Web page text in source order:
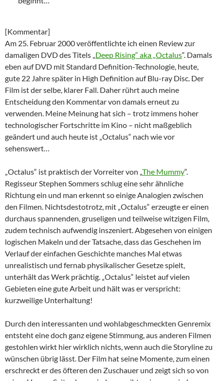
[Kommentar]
Am 25. Februar 2000 veröffentlichte ich einen Review zur
damaligen DVD des Titels „ Deep Rising“ aka „Octalus“. Damals
eben auf DVD mit Standard Definition-Technologie, heute,
gute 22 Jahre später in High Definition auf Blu-ray Disc. Der
Film ist der selbe, klarer Fall. Daher rührt auch meine
Entscheidung den Kommentar von damals erneut zu
verwenden. Meine Meinung hat sich – trotz immens hoher
technologischer Fortschritte im Kino – nicht maßgeblich
geändert und auch heute ist „Octalus“ nach wie vor
sehenswert…
„Octalus“ ist praktisch der Vorreiter von „ The Mummy“.
Regisseur Stephen Sommers schlug eine sehr ähnliche
Richtung ein und man erkennt so einige Analogien zwischen
den Filmen. Nichtsdestotrotz, mit „Octalus“ erzeugte er einen
durchaus spannenden, gruseligen und teilweise witzigen Film,
zudem technisch aufwendig inszeniert. Abgesehen von einigen
logischen Makeln und der Tatsache, dass das Geschehen im
Verlauf der einfachen Geschichte manches Mal etwas
unrealistisch und fernab physikalischer Gesetze spielt,
unterhält das Werk prächtig. „Octalus“ leistet auf vielen
Gebieten eine gute Arbeit und hält was er verspricht:
kurzweilige Unterhaltung!
Durch den interessanten und wohlabgeschmeckten Genremix
entsteht eine doch ganz eigene Stimmung, aus anderen Filmen
gestohlen wirkt hier wirklich nichts, wenn auch die Storyline zu
wünschen übrig lässt. Der Film hat seine Momente, zum einen
erschreckt er des öfteren den Zuschauer und zeigt sich so von